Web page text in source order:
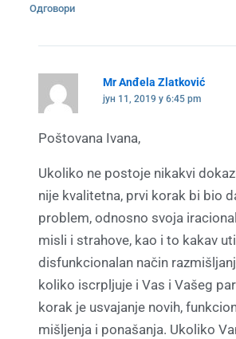
Одговори
Mr Anđela Zlatković
јун 11, 2019 у 6:45 pm
Poštovana Ivana,
Ukoliko ne postoje nikakvi
nije kvalitetna, prvi korak bi bio
problem, odnosno svoja
misli i strahove, kao i to kakav
disfunkcionalan način
koliko iscrpljuje i Vas i Vašeg
korak je usvajanje novih,
mišljenja i ponašanja. Ukoliko